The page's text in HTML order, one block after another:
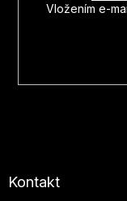
Vložením e-
Kontakt